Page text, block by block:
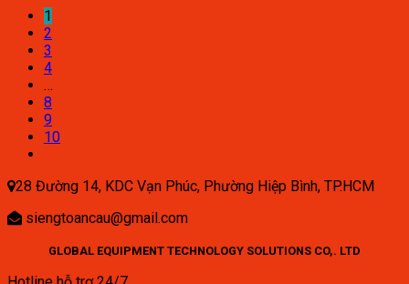
1
2
3
4
…
8
9
10
28 Đường 14, KDC Vạn Phúc, Phường Hiệp Bình, TP.HCM
siengtoancau@gmail.com
GLOBAL EQUIPMENT TECHNOLOGY SOLUTIONS CO,. LTD